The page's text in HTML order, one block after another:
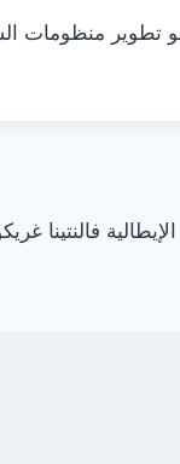
تطوير منظومات
فالنتينا